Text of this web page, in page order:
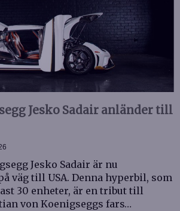
Jesko Sadair anländer till
Jesko Sadair är nu
väg till USA. Denna hyperbil, som
30 enheter, är en tribut till
von Koenigseggs fars…